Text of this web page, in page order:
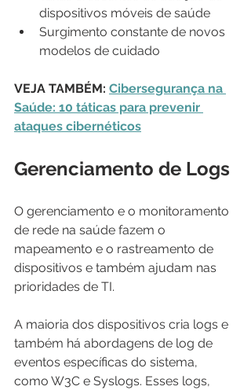
dispositivos móveis de saúde
Surgimento constante de novos
modelos de cuidado
VEJA TAMBÉM: Cibersegurança na
Saúde: 10 táticas para prevenir
ataques cibernéticos
Gerenciamento de Logs
O gerenciamento e o monitoramento
de rede na saúde fazem o
mapeamento e o rastreamento de
dispositivos e também ajudam nas
prioridades de TI.
A maioria dos dispositivos cria logs e
também há abordagens de log de
eventos específicas do sistema,
como W3C e Syslogs. Esses logs,